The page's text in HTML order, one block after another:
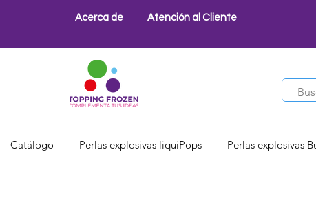
Acerca de Atención al Cliente
Catálogo Perlas explosivas liquiPops Perlas explosivas